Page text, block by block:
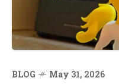
BLOG May 31, 2026